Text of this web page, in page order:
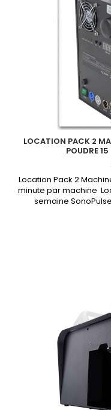
LOCATION PACK 2
POUDRE
Location Pack 2
minute par machine
semaine